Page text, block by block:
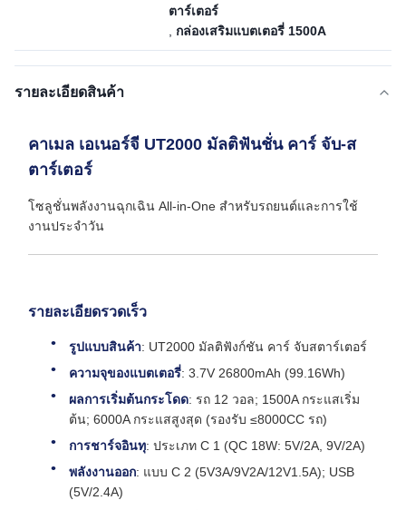
ตาร์เตอร์
กล่องเสริมแบตเตอรี่ 1500A
รายละเอียดสินค้า
คาเมล เอเนอร์จี UT2000 มัลติฟันชั่น คาร์ จับ-ส
ตาร์เตอร์
โซลูชั่นพลังงานฉุกเฉิน All-in-One สําหรับรถยนต์และการใช้
งานประจําวัน
รายละเอียดรวดเร็ว
รูปแบบสินค้า: UT2000 มัลติฟังก์ชัน คาร์ จับสตาร์เตอร์
ความจุของแบตเตอรี่: 3.7V 26800mAh (99.16Wh)
ผลการเริ่มต้นกระโดด: รถ 12 วอล; 1500A กระแสเริ่ม
ต้น; 6000A กระแสสูงสุด (รองรับ ≤8000CC รถ)
การชาร์จอินทุ: ประเภท C 1 (QC 18W: 5V/2A, 9V/2A)
พลังงานออก: แบบ C 2 (5V3A/9V2A/12V1.5A); USB
(5V/2.4A)